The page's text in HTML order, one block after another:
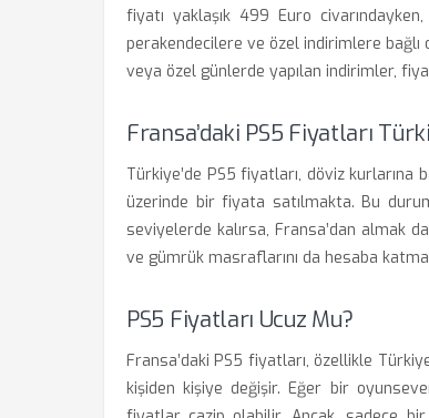
fiyatı yaklaşık 499 Euro
perakendecilere ve özel indirimlere
veya özel günlerde yapılan indirimler,
Fransa’daki PS5 Fiyatları
Türkiye’de PS5 fiyatları, döviz
üzerinde bir fiyata satılmakta. Bu
seviyelerde kalırsa, Fransa’dan almak
ve gümrük masraflarını da hesaba
PS5 Fiyatları Ucuz Mu?
Fransa’daki PS5 fiyatları, özellikle
kişiden kişiye değişir. Eğer bir